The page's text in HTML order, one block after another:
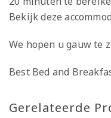
Bekijk deze
We hopen u gauw te
Best Bed and
Gerelateerde